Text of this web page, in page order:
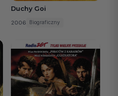
Duchy Goi
2006 Biograficzny